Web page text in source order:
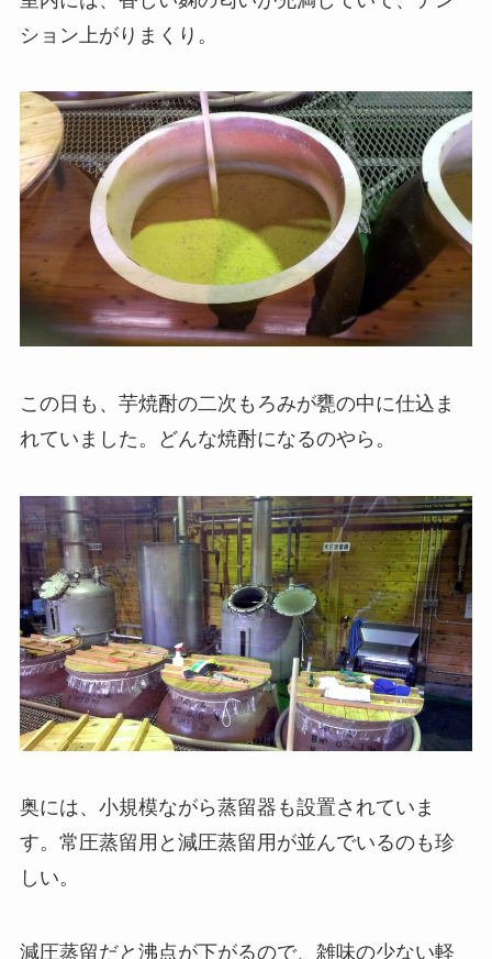
ション上がりまくり。
この日も、芋焼酎の二次もろみが甕の中に仕込ま
れていました。どんな焼酎になるのやら。
奥には、小規模ながら蒸留器も設置されていま
す。常圧蒸留用と減圧蒸留用が並んでいるのも珍
しい。
減圧蒸留だと沸点が下がるので、雑味の少ない軽